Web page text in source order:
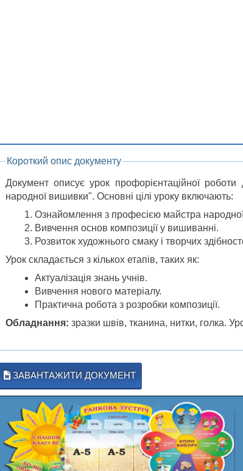
Короткий опис документу
Документ описує урок профорієнтаційної
народної вишивки". Основні цілі уроку включають:
Ознайомлення з професією майстра
Вивчення основ композиції у вишиванні.
Розвиток художнього смаку і творчих
Урок складається з кількох етапів, таких як:
Актуалізація знань учнів.
Вивчення нового матеріалу.
Практична робота з розробки композиції.
Обладнання: зразки швів, тканина, нитки, голка.
ЗАВАНТАЖИТИ ДОКУМЕНТ